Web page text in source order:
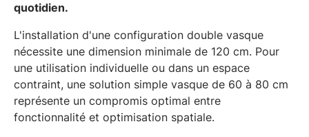
quotidien.
L'installation d'une configuration double vasque
nécessite une dimension minimale de 120 cm. Pour
une utilisation individuelle ou dans un espace
contraint, une solution simple vasque de 60 à 80 cm
représente un compromis optimal entre
fonctionnalité et optimisation spatiale.